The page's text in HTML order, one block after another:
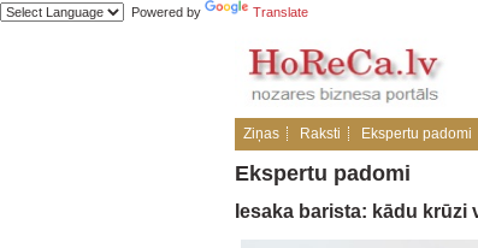
Powered by Translate
Ziņas Raksti Ekspertu padomi
Ekspertu padomi
Iesaka barista: kādu